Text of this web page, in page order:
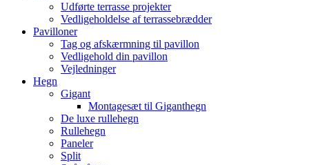
Udførte terrasse projekter
Vedligeholdelse af terrassebrædder
Pavilloner
Tag og afskærmning til pavillon
Vedligehold din pavillon
Vejledninger
Hegn
Gigant
Montagesæt til Giganthegn
De luxe rullehegn
Rullehegn
Paneler
Split